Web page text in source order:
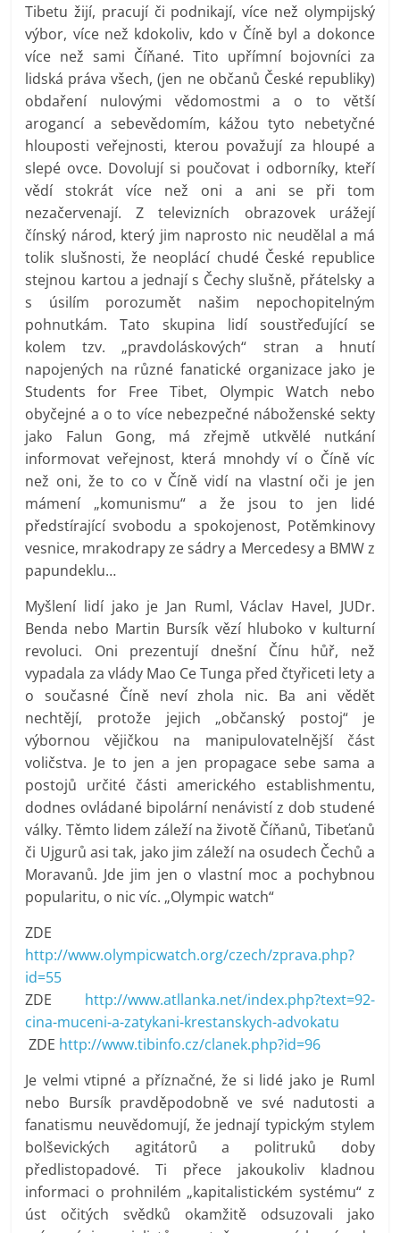
Tibetu žijí, pracují či podnikají, více než olympijský
výbor, více než kdokoliv, kdo v Číně byl a dokonce
více než sami Číňané. Tito upřímní bojovníci za
lidská práva všech, (jen ne občanů České republiky)
obdaření nulovými vědomostmi a o to větší
arogancí a sebevědomím, kážou tyto nebetyčné
hlouposti veřejnosti, kterou považují za hloupé a
slepé ovce. Dovolují si poučovat i odborníky, kteří
vědí stokrát více než oni a ani se při tom
nezačervenají. Z televizních obrazovek urážejí
čínský národ, který jim naprosto nic neudělal a má
tolik slušnosti, že neoplácí chudé České republice
stejnou kartou a jednají s Čechy slušně, přátelsky a
s úsilím porozumět našim nepochopitelným
pohnutkám. Tato skupina lidí soustřeďující se
kolem tzv. „pravdoláskových“ stran a hnutí
napojených na různé fanatické organizace jako je
Students for Free Tibet, Olympic Watch nebo
obyčejné a o to více nebezpečné náboženské sekty
jako Falun Gong, má zřejmě utkvělé nutkání
informovat veřejnost, která mnohdy ví o Číně víc
než oni, že to co v Číně vidí na vlastní oči je jen
mámení „komunismu“ a že jsou to jen lidé
předstírající svobodu a spokojenost, Potěmkinovy
vesnice, mrakodrapy ze sádry a Mercedesy a BMW z
papundeklu…
Myšlení lidí jako je Jan Ruml, Václav Havel, JUDr.
Benda nebo Martin Bursík vězí hluboko v kulturní
revoluci. Oni prezentují dnešní Čínu hůř, než
vypadala za vlády Mao Ce Tunga před čtyřiceti lety a
o současné Číně neví zhola nic. Ba ani vědět
nechtějí, protože jejich „občanský postoj“ je
výbornou vějičkou na manipulovatelnější část
voličstva. Je to jen a jen propagace sebe sama a
postojů určité části amerického establishmentu,
dodnes ovládané bipolární nenávistí z dob studené
války. Těmto lidem záleží na životě Číňanů, Tibeťanů
či Ujgurů asi tak, jako jim záleží na osudech Čechů a
Moravanů. Jde jim jen o vlastní moc a pochybnou
popularitu, o nic víc. „Olympic watch“
ZDE
http://www.olympicwatch.org/czech/zprava.php?
id=55
ZDE http://www.atllanka.net/index.php?text=92-
cina-muceni-a-zatykani-krestanskych-advokatu
ZDE http://www.tibinfo.cz/clanek.php?id=96
Je velmi vtipné a příznačné, že si lidé jako je Ruml
nebo Bursík pravděpodobně ve své nadutosti a
fanatismu neuvědomují, že jednají typickým stylem
bolševických agitátorů a politruků doby
předlistopadové. Ti přece jakoukoliv kladnou
informaci o prohnilém „kapitalistickém systému“ z
úst očitých svědků okamžitě odsuzovali jako